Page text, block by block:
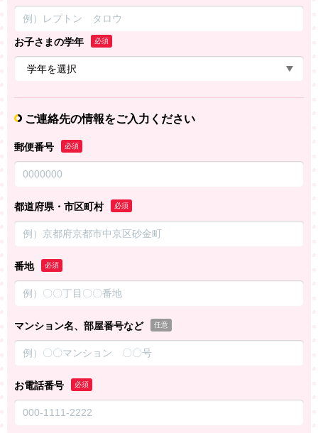
お子さまの学年 必須
ご連絡先の情報をご入力ください
郵便番号 必須
都道府県・市区町村 必須
番地 必須
マンション名、部屋番号など 任意
お電話番号 必須